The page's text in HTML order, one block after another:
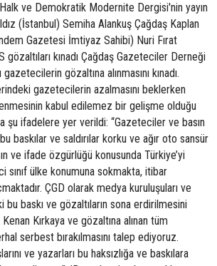
ve Demokratik Modernite Dergisi'nin yayın
(İstanbul) Semiha Alankuş Çağdaş Kaplan
Gazetesi İmtiyaz Sahibi) Nuri Fırat
gözaltıları kınadı Çağdaş Gazeteciler Derneği
gözaltına alınmasını kınadı.
gazetecilerin azalmasını beklerken
kabul edilemez bir gelişme olduğu
şu ifadelere yer verildi: “Gazeteciler ve basın
baskılar ve saldırılar korku ve ağır oto sansür
ve ifade özgürlüğü konusunda Türkiye’yi
sınıf ülke konumuna sokmakta, itibar
ÇGD olarak medya kuruluşuları ve
baskı ve gözaltıların sona erdirilmesini
Kırkaya ve gözaltına alınan tüm
serbest bırakılmasını talep ediyoruz.
ve yazarları bu haksızlığa ve baskılara